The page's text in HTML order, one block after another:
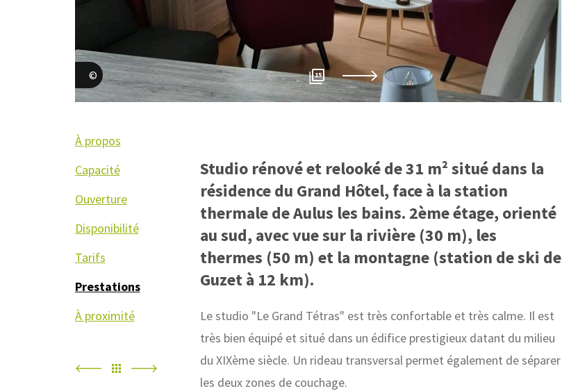
Espinasse Eric 15
À propos
Capacité
Ouverture
Disponibilité
Tarifs
Prestations
À proximité
Studio rénové et relooké de 31 m² situé dans la
résidence du Grand Hôtel, face à la station
thermale de Aulus les bains. 2ème étage, orienté
au sud, avec vue sur la rivière (30 m), les
thermes (50 m) et la montagne (station de ski de
Guzet à 12 km).
Le studio "Le Grand Tétras" est très confortable et très calme. Il est
très bien équipé et situé dans un édifice prestigieux datant du milieu
du XIXème siècle. Un rideau transversal permet également de séparer
les deux zones de couchage.